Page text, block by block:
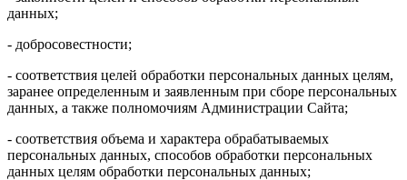
данных;
- добросовестности;
- соответствия целей обработки персональных данных целям,
заранее определенным и заявленным при сборе персональных
данных, а также полномочиям Администрации Сайта;
- соответствия объема и характера обрабатываемых
персональных данных, способов обработки персональных
данных целям обработки персональных данных;